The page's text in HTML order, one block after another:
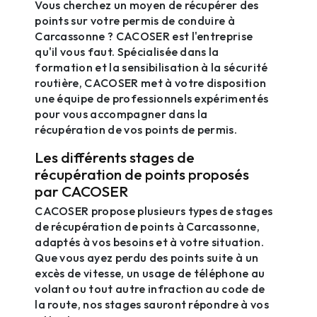
Vous cherchez un moyen de récupérer des
points sur votre permis de conduire à
Carcassonne ? CACOSER est l'entreprise
qu'il vous faut. Spécialisée dans la
formation et la sensibilisation à la sécurité
routière, CACOSER met à votre disposition
une équipe de professionnels expérimentés
pour vous accompagner dans la
récupération de vos points de permis.
Les différents stages de
récupération de points proposés
par CACOSER
CACOSER propose plusieurs types de stages
de récupération de points à Carcassonne,
adaptés à vos besoins et à votre situation.
Que vous ayez perdu des points suite à un
excès de vitesse, un usage de téléphone au
volant ou tout autre infraction au code de
la route, nos stages sauront répondre à vos